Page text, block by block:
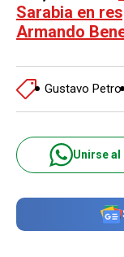
Sarabia en
Armando
Gustavo Petro
Unirse al